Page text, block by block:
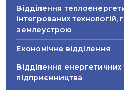
Відділення
інтегрованих технологій,
землеустрою
Економічне відділення
Відділення енергетичних
підприємництва